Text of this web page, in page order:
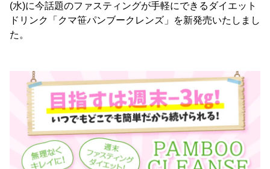
(水)に今話題のファスティングが手軽にできるダイエット
ドリンク「クマ笹パンブークレンズ」を新発売いたしまし
た。